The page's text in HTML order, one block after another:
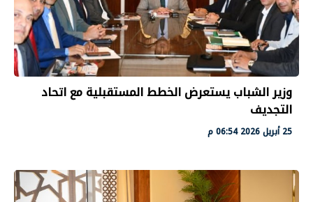
وزير الشباب يستعرض الخطط المستقبلية مع اتحاد
التجديف
25 أبريل 2026 06:54 م